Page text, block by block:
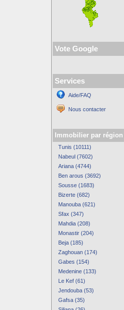
Vote Google
Services
Aide/FAQ
Nous contacter
Immobilier par région
Tunis (10111)
Nabeul (7602)
Ariana (4744)
Ben arous (3692)
Sousse (1683)
Bizerte (682)
Manouba (621)
Sfax (347)
Mahdia (208)
Monastir (204)
Beja (185)
Zaghouan (174)
Gabes (154)
Medenine (133)
Le Kef (61)
Jendouba (53)
Gafsa (35)